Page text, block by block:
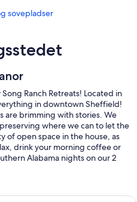
sovepladser
Ranch Retreats! Located in
in downtown Sheffield!
are brimming with stories. We
where we can to let the
of open space in the house, as
drink your morning coffee or
Alabama nights on our 2